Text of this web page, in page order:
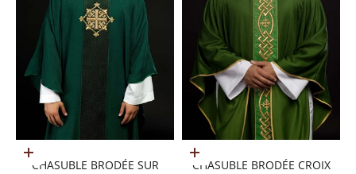
Ajouter au panier
CHASUBLE BRODÉE SUR
Ajouter au panier
CHASUBLE BRODÉE CROIX